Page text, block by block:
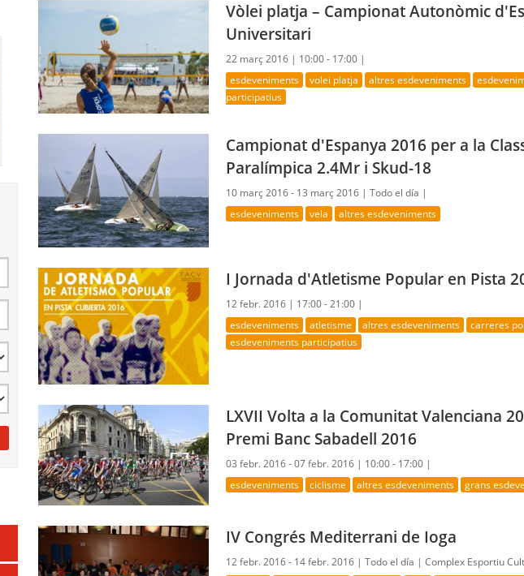
Vòlei platja – Campionat Autonòmic
Universitari
22 març 2016 | 10:00 - 17:00 |
esdeveniments volei platja altres esdeveniments
participatius
Campionat d'Espanya 2016 per a la
Paralímpica 2.4Mr i Skud-18
10 març 2016 - 13 març 2016 |Todo el día |
esdeveniments vela altres esdeveniments
I Jornada d'Atletisme Popular en Pista
12 febr. 2016 | 17:00 - 21:00 |
esdeveniments atletisme altres esdeveniments
carreres
esdeveniments participatius
LXVII Volta a la Comunitat Valenciana
Premi Banc Sabadell 2016
03 febr. 2016 - 07 febr. 2016 | 10:00 - 17:00 |
esdeveniments ciclisme altres esdeveniments grans
IV Congrés Mediterrani de Ioga
12 febr. 2016 - 14 febr. 2016 |Todo el día |Complex Esportiu